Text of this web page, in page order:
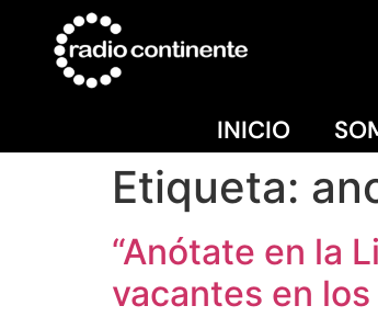
INICIO
Etiqueta:
“Anótate en la
vacantes en